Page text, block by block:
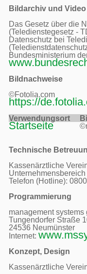
Bildarchiv und Video
Das Gesetz über die
(Teledienstegesetz -
Datenschutz bei
Bildnachweise
https://
Verwendungsort
Startseite
Technische
Kassenärztliche
Telefon (Hotline):
Programmierung
management systems
Tungendorfer Straße
24536 Neumünster
Internet:
Konzept, Design
Kassenärztliche